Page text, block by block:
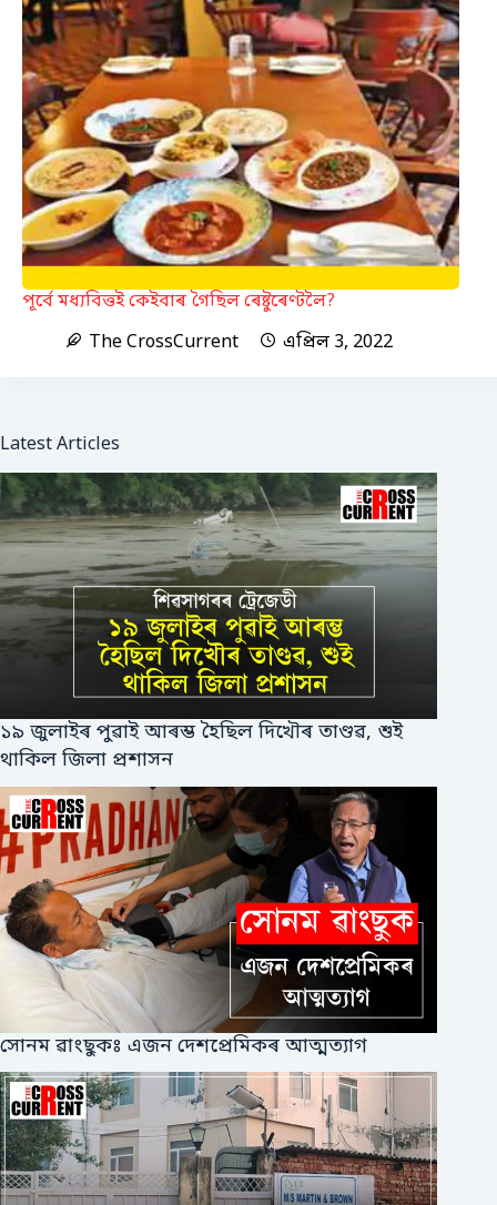
পূৰ্বে মধ্যবিত্তই কেইবাৰ গৈছিল ৰেষ্টুৰেণ্টলৈ?
The CrossCurrent
এপ্ৰিল 3, 2022
Latest Articles
১৯ জুলাইৰ পুৱাই আৰম্ভ হৈছিল দিখৌৰ তাণ্ডৱ, শুই
থাকিল জিলা প্ৰশাসন
সোনম ৱাংছুকঃ এজন দেশপ্ৰেমিকৰ আত্মত্যাগ